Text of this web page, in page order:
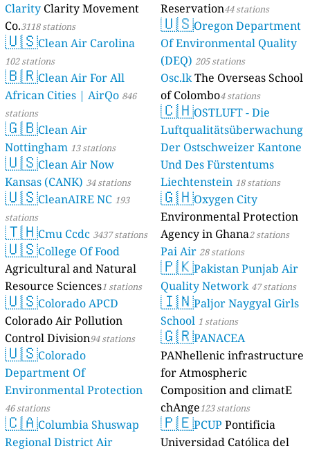
Clarity Clarity Movement
Co.3118 stations
🇺🇸Clean Air Carolina
102 stations
🇧🇷Clean Air For All
African Cities | AirQo 846
stations
🇬🇧Clean Air
Nottingham 13 stations
🇺🇸Clean Air Now
Kansas (CANK) 34 stations
🇺🇸CleanAIRE NC 193
stations
🇹🇭Cmu Ccdc 3437 stations
🇺🇸College Of Food
Agricultural and Natural
Resource Sciences1 stations
🇺🇸Colorado APCD
Colorado Air Pollution
Control Division94 stations
🇺🇸Colorado
Department Of
Environmental Protection
46 stations
🇨🇦Columbia Shuswap
Regional District Air
Reservation44 stations
🇺🇸Oregon Department
Of Environmental Quality
(DEQ) 205 stations
Osc.lkThe Overseas School
of Colombo4 stations
🇨🇭OSTLUFT - Die
Luftqualitätsüberwachung
Der Ostschweizer Kantone
Und Des Fürstentums
Liechtenstein 18 stations
🇬🇭Oxygen City
Environmental Protection
Agency in Ghana2 stations
Pai Air 28 stations
🇵🇰Pakistan Punjab Air
Quality Network 47 stations
🇮🇳Paljor Naygyal Girls
School 1 stations
🇬🇷PANACEA
PANhellenic infrastructure
for Atmospheric
Composition and climatE
chAnge123 stations
🇵🇪PCUP Pontificia
Universidad Católica del